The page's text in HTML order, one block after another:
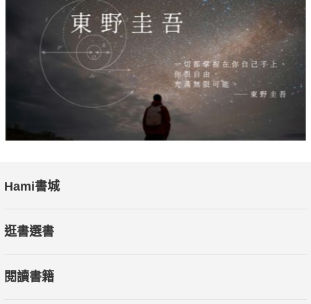
Hami書城
逛書選書
閱讀書籍